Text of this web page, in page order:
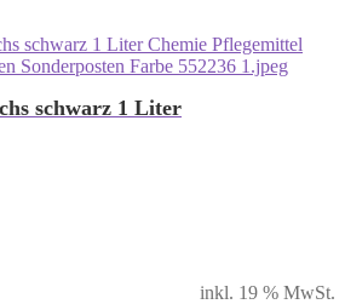
schwarz 1 Liter
inkl. 19 % MwSt.